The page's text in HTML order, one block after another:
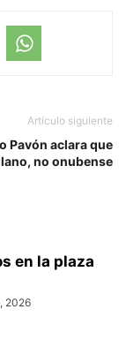
Artículo siguiente
Pavón aclara que
no onubense
en la plaza
2026